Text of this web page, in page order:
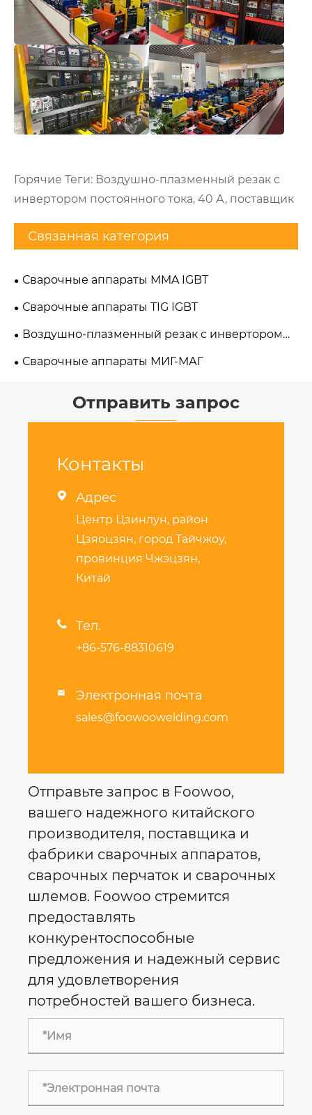
Горячие Теги: Воздушно-плазменный резак с
инвертором постоянного тока, 40 А, поставщик
Связанная категория
Сварочные аппараты MMA IGBT
Сварочные аппараты TIG IGBT
Воздушно-плазменный резак с инвертором
постоянного тока
Сварочные аппараты МИГ-МАГ
Отправить запрос
Контакты
 Адрес
Центр Цзинлун, район
Цзяоцзян, город Тайчжоу,
провинция Чжэцзян,
Китай
 Тел.
+86-576-88310619
 Электронная почта
sales@foowoowelding.com
Отправьте запрос в Foowoo,
вашего надежного китайского
производителя, поставщика и
фабрики сварочных аппаратов,
сварочных перчаток и сварочных
шлемов. Foowoo стремится
предоставлять
конкурентоспособные
предложения и надежный сервис
для удовлетворения
потребностей вашего бизнеса.